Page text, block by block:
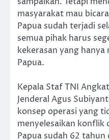
masyarakat mau
Papua sudah terjadi
semua pihak harus
kekerasan yang
Papua.
Kepala Staf TNI
Jenderal Agus
konsep operasi yang
menyelesaikan konflik
Papua sudah 62